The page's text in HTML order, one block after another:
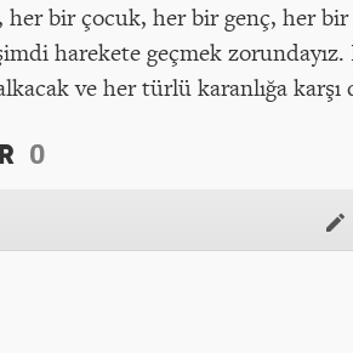
bir çocuk, her bir genç, her
harekete geçmek
ve her türlü karanlığa karşı
0